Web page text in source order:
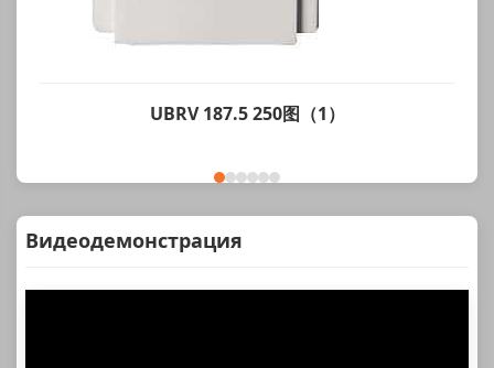
UBRV 187.5 250图（1）
Видеодемонстрация